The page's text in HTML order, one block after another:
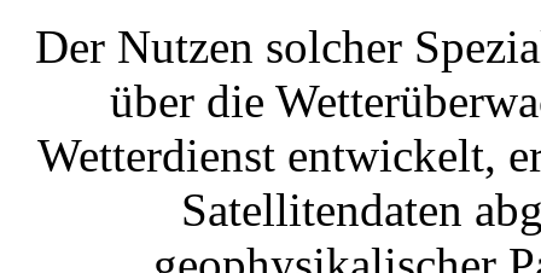
Der Nutzen solcher
über die
Wetterdienst entwickelt,
Satellitendaten